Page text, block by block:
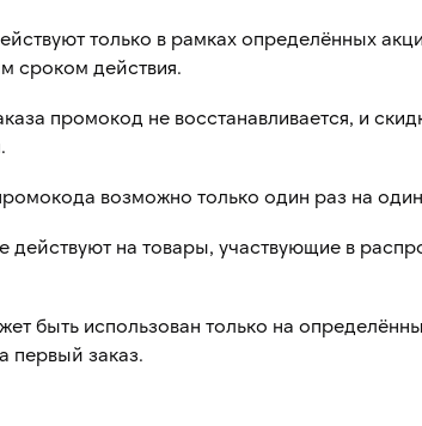
только в рамках определённых
сроком действия.
промокод не восстанавливается, и
возможно только один раз на один
на товары, участвующие в
быть использован только на
первый заказ.